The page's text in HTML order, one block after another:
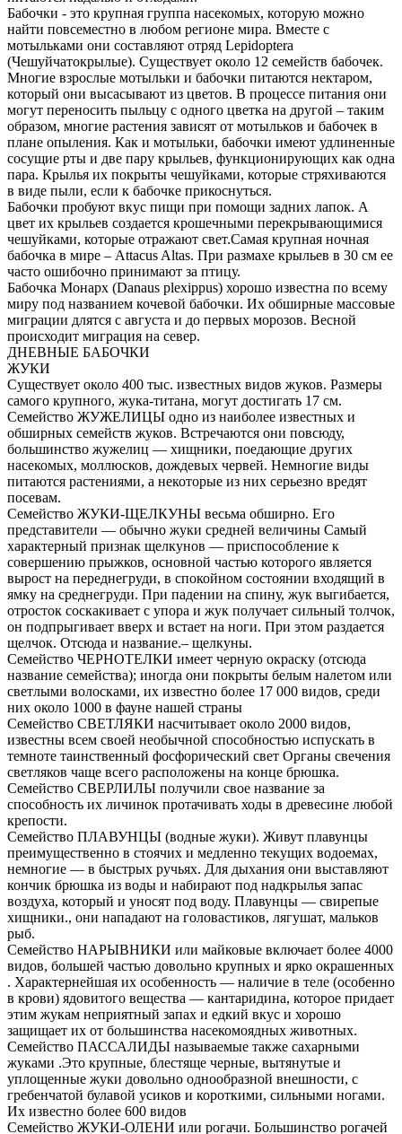
Бабочки - это крупная группа насекомых, которую можно
найти повсеместно в любом регионе мира. Вместе с
мотыльками они составляют отряд Lepidoptera
(Чешуйчатокрылые). Существует около 12 семейств бабочек.
Многие взрослые мотыльки и бабочки питаются нектаром,
который они высасывают из цветов. В процессе питания они
могут переносить пыльцу с одного цветка на другой – таким
образом, многие растения зависят от мотыльков и бабочек в
плане опыления. Как и мотыльки, бабочки имеют удлиненные
сосущие рты и две пару крыльев, функционирующих как одна
пара. Крылья их покрыты чешуйками, которые стряхиваются
в виде пыли, если к бабочке прикоснуться.
Бабочки пробуют вкус пищи при помощи задних лапок. А
цвет их крыльев создается крошечными перекрывающимися
чешуйками, которые отражают свет.Самая крупная ночная
бабочка в мире – Attacus Altas. При размахе крыльев в 30 см ее
часто ошибочно принимают за птицу.
Бабочка Монарх (Danaus plexippus) хорошо известна по всему
миру под названием кочевой бабочки. Их обширные массовые
миграции длятся с августа и до первых морозов. Весной
происходит миграция на север.
ДНЕВНЫЕ БАБОЧКИ
ЖУКИ
Существует около 400 тыс. известных видов жуков. Размеры
самого крупного, жука-титана, могут достигать 17 см.
Семейство ЖУЖЕЛИЦЫ одно из наиболее известных и
обширных семейств жуков. Встречаются они повсюду,
большинство жужелиц — хищники, поедающие других
насекомых, моллюсков, дождевых червей. Немногие виды
питаются растениями, а некоторые из них серьезно вредят
посевам.
Семейство ЖУКИ-ЩЕЛКУНЫ весьма обширно. Его
представители — обычно жуки средней величины Самый
характерный признак щелкунов — приспособление к
совершению прыжков, основной частью которого является
вырост на переднегруди, в спокойном состоянии входящий в
ямку на среднегруди. При падении на спину, жук выгибается,
отросток соскакивает с упора и жук получает сильный толчок,
он подпрыгивает вверх и встает на ноги. При этом раздается
щелчок. Отсюда и название.– щелкуны.
Семейство ЧЕРНОТЕЛКИ имеет черную окраску (отсюда
название семейства); иногда они покрыты белым налетом или
светлыми волосками, их известно более 17 000 видов, среди
них около 1000 в фауне нашей страны
Семейство СВЕТЛЯКИ насчитывает около 2000 видов,
известны всем своей необычной способностью испускать в
темноте таинственный фосфорический свет Органы свечения
светляков чаще всего расположены на конце брюшка.
Семейство СВЕРЛИЛЫ получили свое название за
способность их личинок протачивать ходы в древесине любой
крепости.
Семейство ПЛАВУНЦЫ (водные жуки). Живут плавунцы
преимущественно в стоячих и медленно текущих водоемах,
немногие — в быстрых ручьях. Для дыхания они выставляют
кончик брюшка из воды и набирают под надкрылья запас
воздуха, который и уносят под воду. Плавунцы — свирепые
хищники., они нападают на головастиков, лягушат, мальков
рыб.
Семейство НАРЫВНИКИ или майковые включает более 4000
видов, большей частью довольно крупных и ярко окрашенных
. Характернейшая их особенность — наличие в теле (особенно
в крови) ядовитого вещества — кантаридина, которое придает
этим жукам неприятный запах и едкий вкус и хорошо
защищает их от большинства насекомоядных животных.
Семейство ПАССАЛИДЫ называемые также сахарными
жуками .Это крупные, блестяще черные, вытянутые и
уплощенные жуки довольно однообразной внешности, с
гребенчатой булавой усиков и короткими, сильными ногами.
Их известно более 600 видов
Семейство ЖУКИ-ОЛЕНИ или рогачи. Большинство рогачей